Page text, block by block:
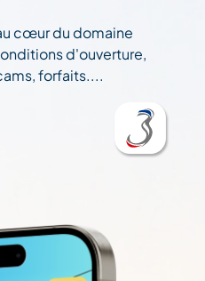
cœur du domaine
d'ouverture,
forfaits....